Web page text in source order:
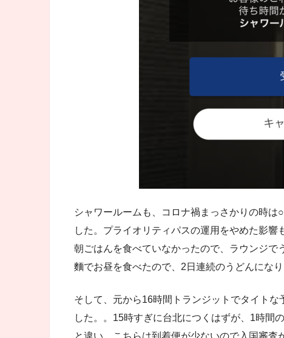
シャワールームも、コロナ禍まっさかりの時
した。プライオリティパスの運用をやめた影響
朝ごはんを食べていなかったので、ラウンジ
麵でお昼を食べたので、2日連続のうどんにな
そして、元から16時間トランジットでタイト
した。。15時すぎに台北につくはずが、1時間